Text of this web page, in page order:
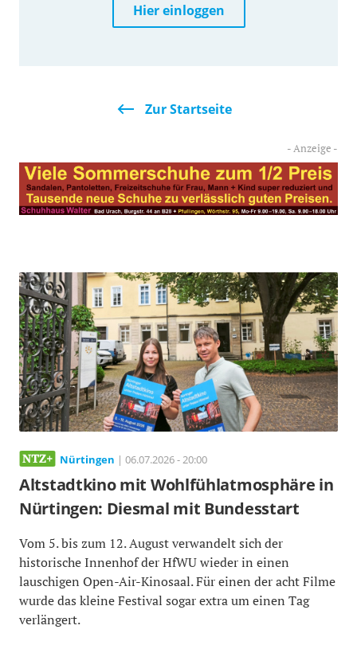
Hier einloggen
Zur Startseite
Nürtingen | 06.07.2026 - 20:00
Altstadtkino mit Wohlfühlatmosphäre in
Nürtingen: Diesmal mit Bundesstart
Vom 5. bis zum 12. August verwandelt sich der
historische Innenhof der HfWU wieder in einen
lauschigen Open-Air-Kinosaal. Für einen der acht Filme
wurde das kleine Festival sogar extra um einen Tag
verlängert.